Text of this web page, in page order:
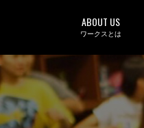
ABOUT US
ワークスとは